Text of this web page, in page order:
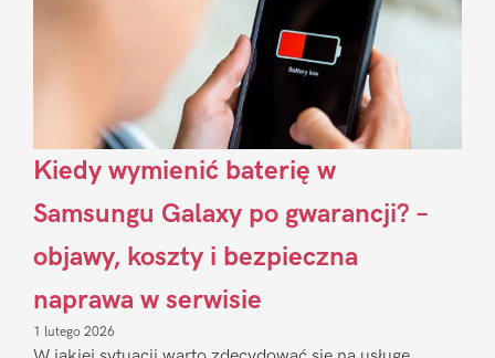
Kiedy wymienić baterię w
Samsungu Galaxy po gwarancji? –
objawy, koszty i bezpieczna
naprawa w serwisie
1 lutego 2026